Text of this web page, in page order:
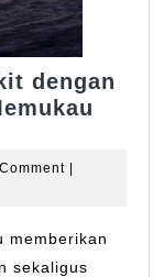
dengan
sekaligus